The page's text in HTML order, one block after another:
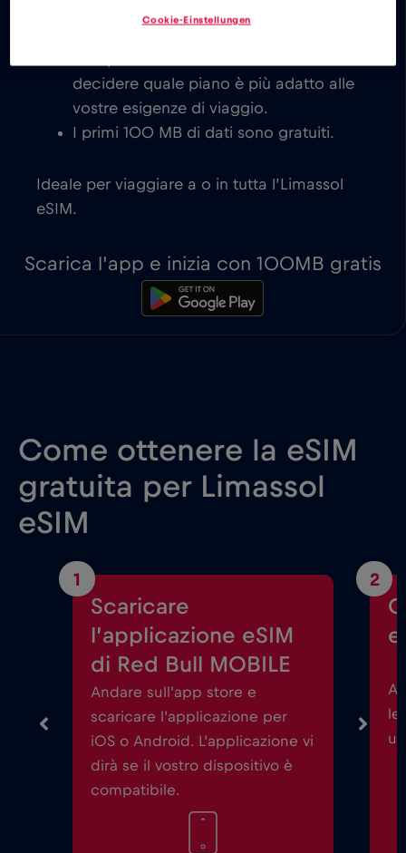
decidere quale piano è più adatto alle
vostre esigenze di viaggio.
I primi 100 MB di dati sono gratuiti.
Ideale per viaggiare a o in tutta l’Limassol
eSIM.
Scarica l’app e inizia con 100MB gratis
Come ottenere la eSIM
gratuita per Limassol
eSIM
1
Scaricare
l’applicazione eSIM
di Red Bull MOBILE
Andare sull’app store e
scaricare l’applicazione per
iOS o Android. L’applicazione vi
dirà se il vostro dispositivo è
compatibile.
2
le
Cookie-Einstellungen